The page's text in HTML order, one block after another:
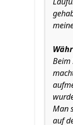
Beim
Man
auf